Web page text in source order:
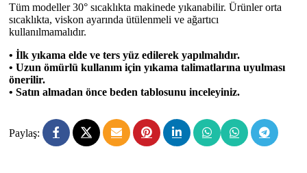
Tüm modeller 30° sıcaklıkta makinede yıkanabilir. Ürünler orta
sıcaklıkta, viskon ayarında ütülenmeli ve ağartıcı
kullanılmamalıdır.
• İlk yıkama elde ve ters yüz edilerek yapılmalıdır.
• Uzun ömürlü kullanım için yıkama talimatlarına uyulması
önerilir.
• Satın almadan önce beden tablosunu inceleyiniz.
Paylaş: